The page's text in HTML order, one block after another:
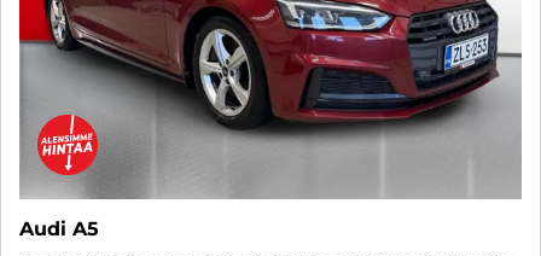
Audi A5